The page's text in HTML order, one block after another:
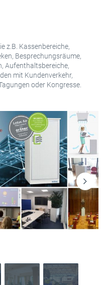
z.B. Kassenbereiche,
Besprechungsräume,
Aufenthaltsbereiche,
mit Kundenverkehr,
oder Kongresse.